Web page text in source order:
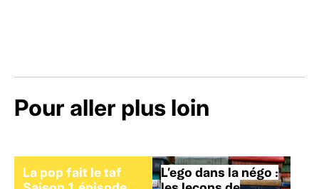
Pour aller plus loin
La pop fait le taf
L’ego dans la négo :